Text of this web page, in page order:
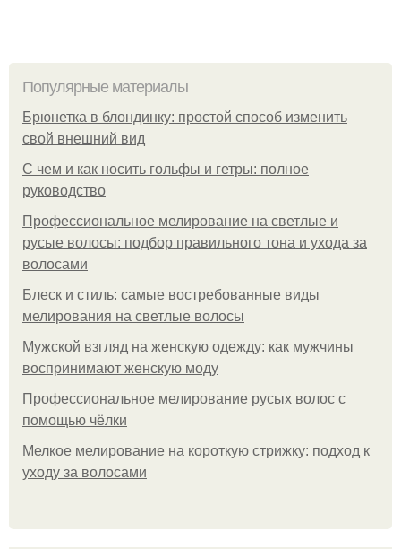
Популярные материалы
Брюнетка в блондинку: простой способ изменить
свой внешний вид
С чем и как носить гольфы и гетры: полное
руководство
Профессиональное мелирование на светлые и
русые волосы: подбор правильного тона и ухода за
волосами
Блеск и стиль: самые востребованные виды
мелирования на светлые волосы
Мужской взгляд на женскую одежду: как мужчины
воспринимают женскую моду
Профессиональное мелирование русых волос с
помощью чёлки
Мелкое мелирование на короткую стрижку: подход к
уходу за волосами